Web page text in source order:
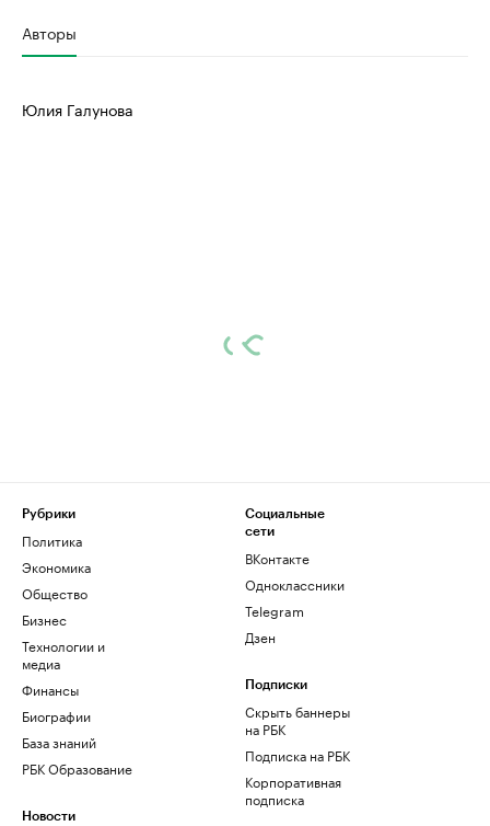
Авторы
Юлия Галунова
Рубрики
Политика
Экономика
Общество
Бизнес
Технологии и
медиа
Финансы
Биографии
База знаний
РБК Образование
Новости
Социальные
сети
ВКонтакте
Одноклассники
Telegram
Дзен
Подписки
Скрыть баннеры
на РБК
Подписка на РБК
Корпоративная
подписка